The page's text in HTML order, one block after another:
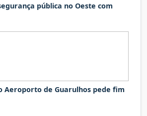
pública no Oeste com
Aeroporto de Guarulhos pede fim